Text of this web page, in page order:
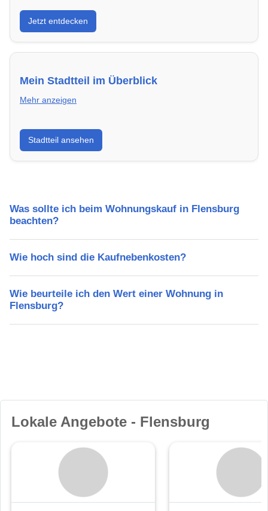
Entdecke Neubauprojekte in Flensburg – modern,
energieeffizient und sofort bezugsfertig.
Jetzt entdecken
Mein Stadtteil im Überblick
Mehr anzeigen
Erfahre mehr über deinen Stadtteil in Flensburg:
Lebensqualität, Verkehrsanbindung, Schulen,
Freizeitmöglichkeiten und Mietpreise.
Stadtteil ansehen
Was sollte ich beim Wohnungskauf in Flensburg
beachten?
Wie hoch sind die Kaufnebenkosten?
Wie beurteile ich den Wert einer Wohnung in
Flensburg?
Lokale Angebote - Flensburg